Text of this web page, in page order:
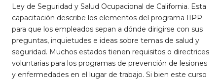
Ley de Seguridad y Salud Ocupacional de California. Esta
capacitación describe los elementos del programa IIPP
para que los empleados sepan a dónde dirigirse con sus
preguntas, inquietudes e ideas sobre temas de salud y
seguridad. Muchos estados tienen requisitos o directrices
voluntarias para los programas de prevención de lesiones
y enfermedades en el lugar de trabajo. Si bien este curso